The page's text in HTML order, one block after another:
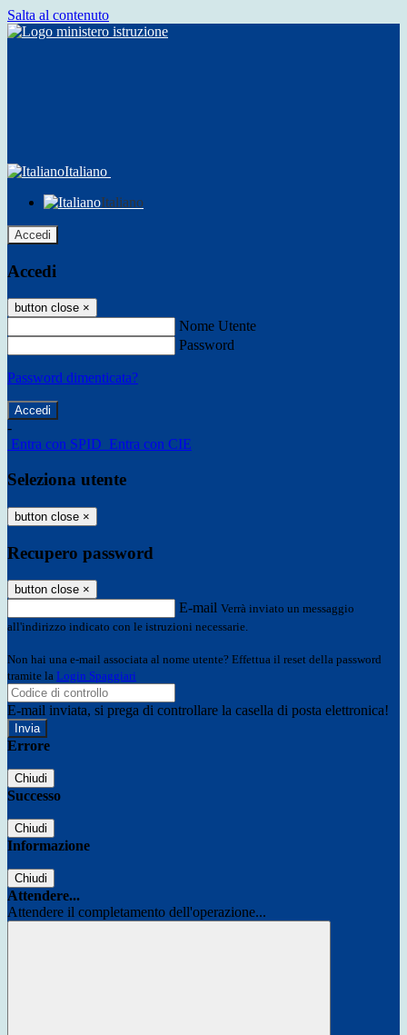
Salta al contenuto
Italiano
Italiano
Accedi
Accedi
button close ×
Nome Utente
Password
Password dimenticata?
-
Entra con SPID Entra con CIE
Seleziona utente
button close ×
Recupero password
button close ×
E-mail Verrà inviato un messaggio
all'indirizzo indicato con le istruzioni necessarie.
Non hai una e-mail associata al nome utente? Effettua il reset della password
tramite la Login Spaggiari
E-mail inviata, si prega di controllare la casella di posta elettronica!
Errore
Chiudi
Successo
Chiudi
Informazione
Chiudi
Attendere...
Attendere il completamento dell'operazione...